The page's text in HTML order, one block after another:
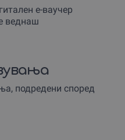
е-ваучер
веднаш
подредени според